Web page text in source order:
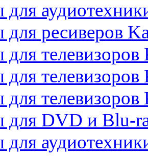
для
для ресиверов
телевизоров
телевизоров
для телевизоров
для DVD и Blu-
для